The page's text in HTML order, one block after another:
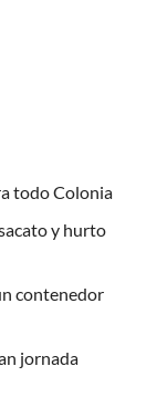
todo Colonia
y hurto
contenedor
jornada